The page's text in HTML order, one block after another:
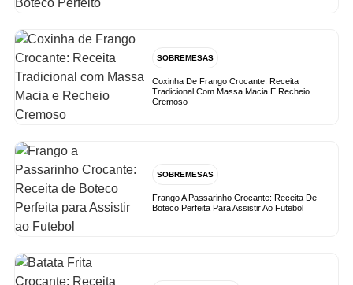
SOBREMESAS
Coxinha De Frango Crocante: Receita
Tradicional Com Massa Macia E Recheio
Cremoso
SOBREMESAS
Frango A Passarinho Crocante: Receita De
Boteco Perfeita Para Assistir Ao Futebol